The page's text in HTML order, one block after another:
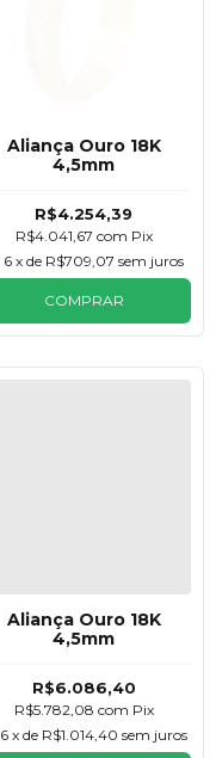
Aliança Ouro 18K
4,5mm
R$4.254,39
R$4.041,67 com Pix
6 x de R$709,07 sem juros
COMPRAR
Aliança Ouro 18K
4,5mm
R$6.086,40
R$5.782,08 com Pix
6 x de R$1.014,40 sem juros